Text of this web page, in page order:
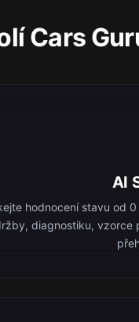
Cars
AI
hodnocení stavu od
diagnostiku, vzorce